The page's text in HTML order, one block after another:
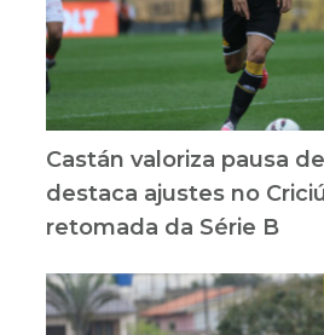
Castán valoriza pausa
destaca ajustes no
retomada da Série B